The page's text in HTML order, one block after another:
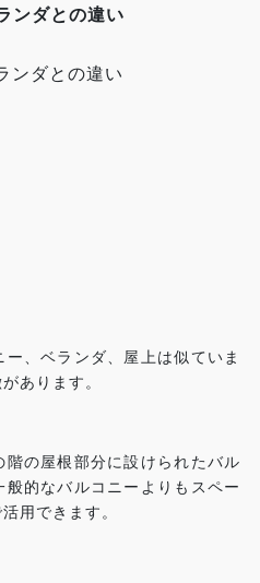
ンダとの違い
、ベランダ、屋上は似ていま
あります。
の屋根部分に設けられたバル
的なバルコニーよりもスペー
用できます。